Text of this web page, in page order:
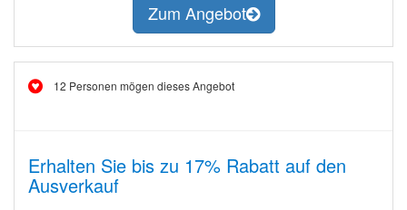
Zum Angebot
12 Personen mögen dieses Angebot
Erhalten Sie bis zu 17% Rabatt auf den
Ausverkauf